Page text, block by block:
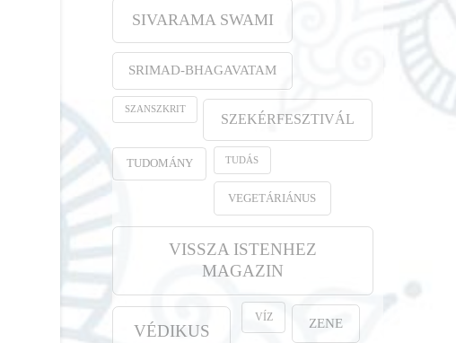
SIVARAMA SWAMI
SRIMAD-BHAGAVATAM
SZANSZKRIT
SZEKÉRFESZTIVÁL
TUDOMÁNY TUDÁS
VEGETÁRIÁNUS
VISSZA ISTENHEZ
MAGAZIN
VÉDIKUS
VÍZ ZENE